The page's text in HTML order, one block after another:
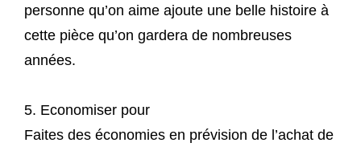
personne qu’on aime ajoute une belle histoire à
cette pièce qu’on gardera de nombreuses
années.
5. Economiser pour
Faites des économies en prévision de l’achat de